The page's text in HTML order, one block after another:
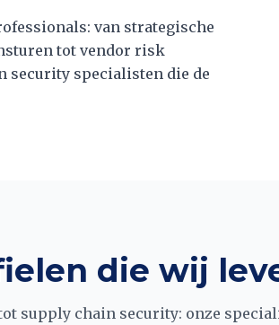
van strategische
tot vendor risk
security specialisten die de
die wij
supply chain security: onze